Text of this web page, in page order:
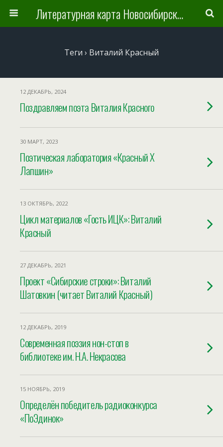
Литературная карта Новосибирска и Новосибирской области
Теги › Виталий Красный
12 ДЕКАБРЬ, 2024
Поздравляем поэта Виталия Красного
30 МАРТ, 2023
Поэтическая лаборатория «Красный X
Лапшин»
13 ОКТЯБРЬ, 2022
Цикл материалов «Гость ИЦК»: Виталий
Красный
27 ДЕКАБРЬ, 2021
Проект «Сибирские строки»: Виталий
Шатовкин (читает Виталий Красный)
12 ДЕКАБРЬ, 2019
Современная поэзия нон-стоп в
библиотеке им. Н.А. Некрасова
15 НОЯБРЬ, 2019
Определён победитель радиоконкурса
«ПоЭдинок»